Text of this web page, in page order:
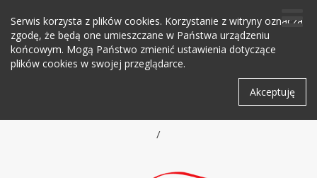
Serwis korzysta z plików cookies. Korzystanie z witryny oznacza
zgodę, że będą one umieszczane w Państwa urządzeniu
końcowym. Mogą Państwo zmienić ustawienia dotyczące
plików cookies w swojej przeglądarce.
Akceptuję
/